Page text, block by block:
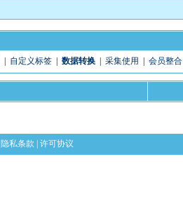
自定义标签| 数据转换| 采集使用 会员整合
隐私条款 许可协议